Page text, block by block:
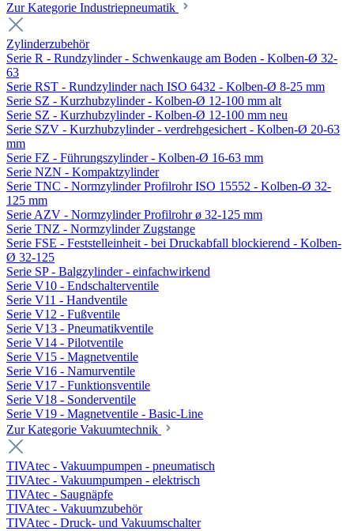
Zur Kategorie Industriepneumatik
Zylinderzubehör
Serie R - Rundzylinder - Schwenkauge am Boden - Kolben-Ø 32-
63
Serie RST - Rundzylinder nach ISO 6432 - Kolben-Ø 8-25 mm
Serie SZ - Kurzhubzylinder - Kolben-Ø 12-100 mm alt
Serie SZ - Kurzhubzylinder - Kolben-Ø 12-100 mm neu
Serie SZV - Kurzhubzylinder - verdrehgesichert - Kolben-Ø 20-63
mm
Serie FZ - Führungszylinder - Kolben-Ø 16-63 mm
Serie NZN - Kompaktzylinder
Serie TNC - Normzylinder Profilrohr ISO 15552 - Kolben-Ø 32-
125 mm
Serie AZV - Normzylinder Profilrohr ø 32-125 mm
Serie TNZ - Normzylinder Zugstange
Serie FSE - Feststelleinheit - bei Druckabfall blockierend - Kolben-
Ø 32-125
Serie SP - Balgzylinder - einfachwirkend
Serie V10 - Endschalterventile
Serie V11 - Handventile
Serie V12 - Fußventile
Serie V13 - Pneumatikventile
Serie V14 - Pilotventile
Serie V15 - Magnetventile
Serie V16 - Namurventile
Serie V17 - Funktionsventile
Serie V18 - Sonderventile
Serie V19 - Magnetventile - Basic-Line
Zur Kategorie Vakuumtechnik
TIVAtec - Vakuumpumpen - pneumatisch
TIVAtec - Vakuumpumpen - elektrisch
TIVAtec - Saugnäpfe
TIVAtec - Vakuumzubehör
TIVAtec - Druck- und Vakuumschalter